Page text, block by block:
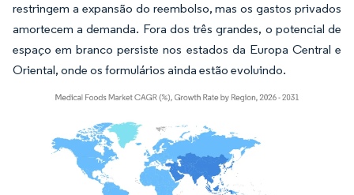
restringem a expansão do reembolso, mas os gastos privados
amortecem a demanda. Fora dos três grandes, o potencial de
espaço em branco persiste nos estados da Europa Central e
Oriental, onde os formulários ainda estão evoluindo.